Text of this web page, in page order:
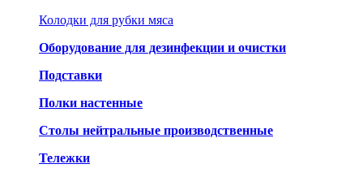
Колодки для рубки мяса
Оборудование для дезинфекции и очистки
Подставки
Полки настенные
Столы нейтральные производственные
Тележки